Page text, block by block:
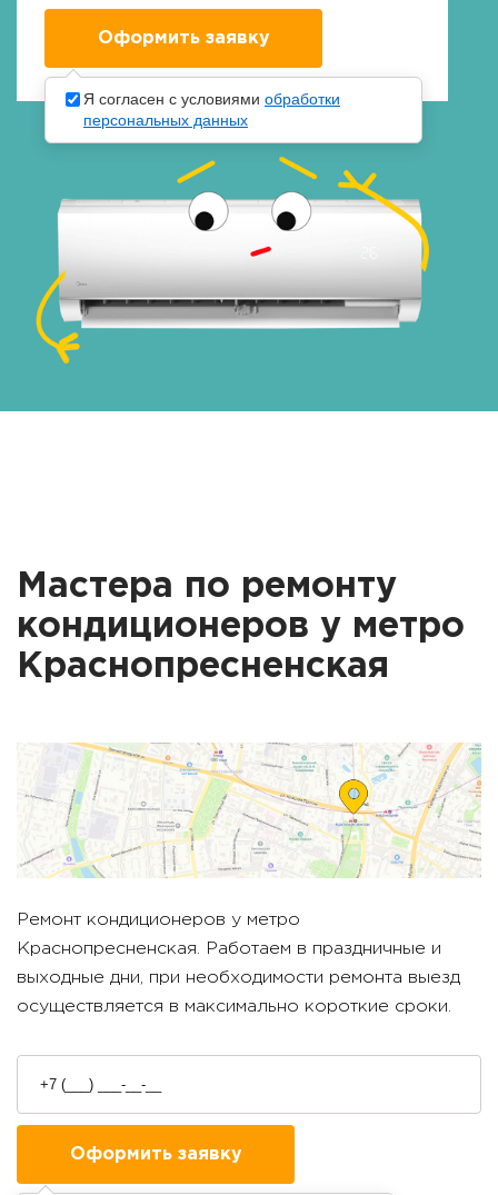
Мастера по ремонту
кондиционеров у метро
Краснопресненская
Ремонт кондиционеров у метро
Краснопресненская . Работаем в праздничные и
выходные дни, при необходимости ремонта выезд
осуществляется в максимально короткие сроки.
Я согласен с условиями обработки
персональных данных